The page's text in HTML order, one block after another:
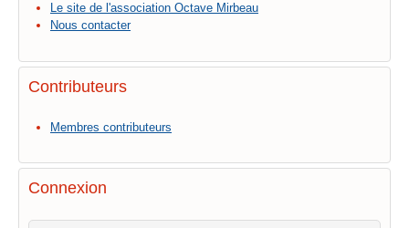
Le site de l'association Octave Mirbeau
Nous contacter
Contributeurs
Membres contributeurs
Connexion